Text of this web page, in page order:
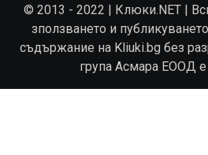
© 2013 - 2022 | Клюки.NET |
зползването и
съдържание на Kliuki.bg без
група Асмара ЕООД е